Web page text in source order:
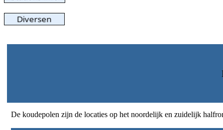
De koudepolen zijn de locaties op het noordelijk en zuidelijk